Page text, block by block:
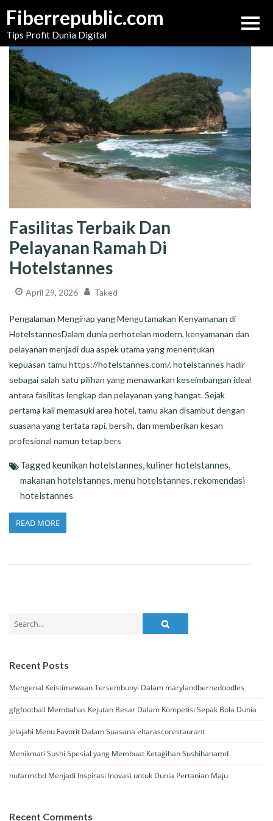
content
Fiberrepublic.com
Tips Profit Dunia Digital
Fasilitas Terbaik Dan
Pelayanan Ramah Di
Hotelstannes
April 29, 2026 Taked
Pengalaman Menginap yang Mengutamakan Kenyamanan di
HotelstannesDalam dunia perhotelan modern, kenyamanan dan
pelayanan menjadi dua aspek utama yang menentukan
kepuasan tamu https://hotelstannes.com/. hotelstannes hadir
sebagai salah satu pilihan yang menawarkan keseimbangan ideal
antara fasilitas lengkap dan pelayanan yang hangat. Sejak
pertama kali memasuki area hotel, tamu akan disambut dengan
suasana yang tertata rapi, bersih, dan memberikan kesan
profesional namun tetap bers
Tagged keunikan hotelstannes,kuliner hotelstannes,
makanan hotelstannes,menu hotelstannes,rekomendasi
hotelstannes
READ MORE
for:
Recent Posts
Mengenal Keistimewaan Tersembunyi Dalam marylandbernedoodles
gfgfootball Membahas Kejutan Besar Dalam Kompetisi Sepak Bola Dunia
Jelajahi Menu Favorit Dalam Suasana eltarascorestaurant
Menikmati Sushi Spesial yang Membuat Ketagihan Sushihanamd
nufarmcbd Menjadi Inspirasi Inovasi untuk Dunia Pertanian Maju
Recent Comments